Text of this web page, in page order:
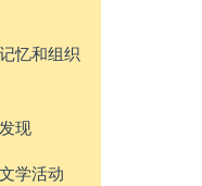
忆和组织
现
学活动